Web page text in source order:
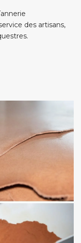
des artisans,